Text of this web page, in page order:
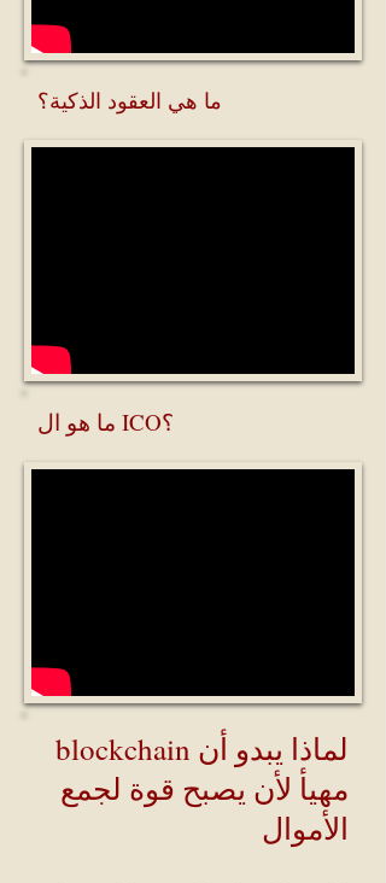
ما هي العقود الذكية؟
ما هو ال ICO؟
لماذا يبدو أن blockchain
مهيأ لأن يصبح قوة لجمع
الأموال